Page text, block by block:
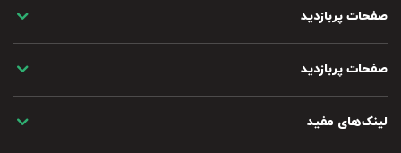
صفحات پربازدید
صفحات پربازدید
لینک‌های مفید